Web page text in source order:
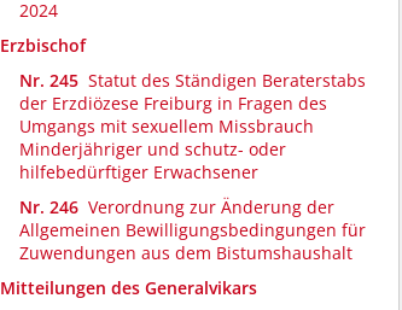
2024
Erzbischof
Nr. 245 Statut des Ständigen Beraterstabs
der Erzdiözese Freiburg in Fragen des
Umgangs mit sexuellem Missbrauch
Minderjähriger und schutz- oder
hilfebedürftiger Erwachsener
Nr. 246 Verordnung zur Änderung der
Allgemeinen Bewilligungsbedingungen für
Zuwendungen aus dem Bistumshaushalt
Mitteilungen des Generalvikars